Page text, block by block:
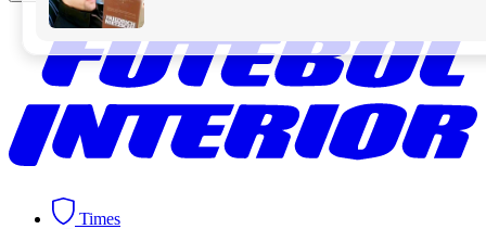
Times